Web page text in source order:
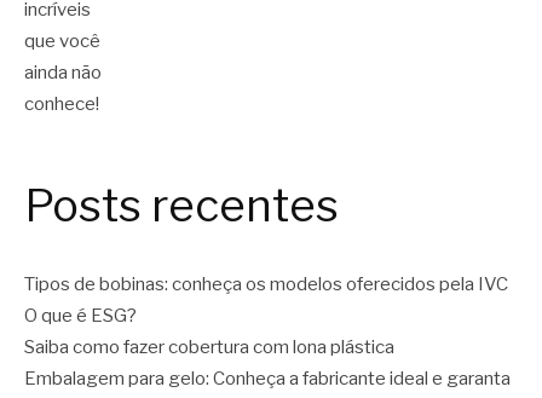
Posts recentes
Tipos de bobinas: conheça os modelos oferecidos pela IVC
O que é ESG?
Saiba como fazer cobertura com lona plástica
Embalagem para gelo: Conheça a fabricante ideal e garanta